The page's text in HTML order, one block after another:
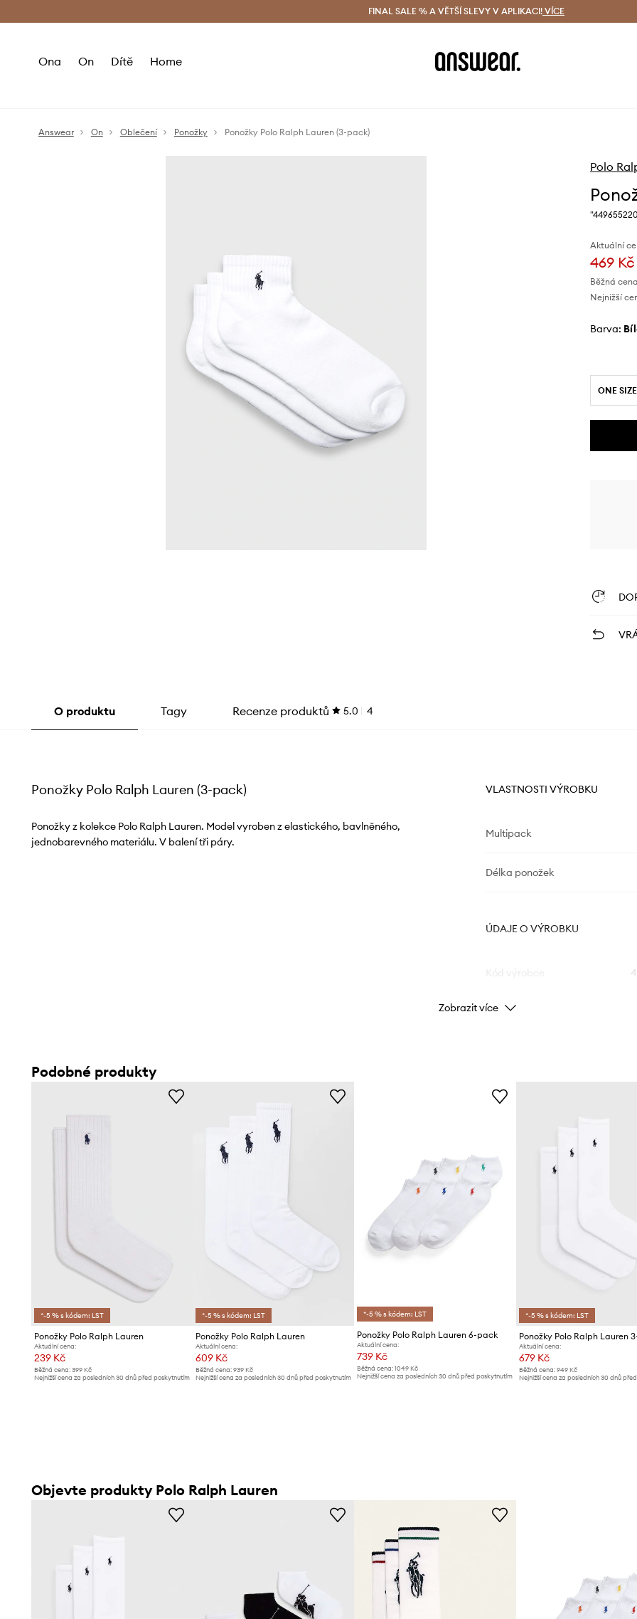
Doručení a vrácení zdarma (od 1800 Kč) Doručení i do 24 h
FINAL SALE % A VĚTŠÍ SLEVY V APLIKACI! VÍCE
Ona On Dítě Home
Answear On Oblečení Ponožky Ponožky Polo Ralph Lauren (3-pack)
Polo
Aktuální
469 Kč
Běžná
Nejnižší
Barva:
ONE SIZE
O produktu Tagy Recenze produktů 5.0 4
Ponožky Polo Ralph Lauren (3-pack)
Ponožky z kolekce Polo Ralph Lauren. Model vyroben z elastického, bavlněného,
jednobarevného materiálu. V balení tři páry.
VLASTNOSTI VÝROBKU
Multipack
Délka ponožek
ÚDAJE O VÝROBKU
Barva výrobce
Značka
Zobrazit více
Podobné produkty
*-5 % s kódem: LST
Ponožky Polo Ralph Lauren
Aktuální cena:
239 Kč
Běžná cena: 399 Kč
Nejnižší cena za posledních 30 dnů před poskytnutím
*-5 % s kódem: LST
Ponožky Polo Ralph Lauren
Aktuální cena:
609 Kč
Běžná cena:939 Kč
Nejnižší cena za posledních 30 dnů před poskytnutím
*-5 % s kódem: LST
Ponožky Polo Ralph Lauren 6-pack
Aktuální cena:
739 Kč
Běžná cena: 1049 Kč
Nejnižší cena za posledních 30 dnů před poskytnutím
*-5 % s kódem: LST
Ponožky Polo Ralph Lauren
Aktuální cena:
679 Kč
Běžná cena: 949 Kč
Nejnižší cena za posledních 30 dnů
Objevte produkty Polo Ralph Lauren